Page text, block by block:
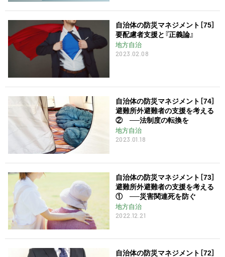
自治体の防災マネジメント［75］
要配慮者支援と『正義論』
地方自治
2023.02.08
自治体の防災マネジメント［74］
避難所外避難者の支援を考える
② ──法制度の転換を
地方自治
2023.01.18
自治体の防災マネジメント［73］
避難所外避難者の支援を考える
① ──災害関連死を防ぐ
地方自治
2022.12.21
自治体の防災マネジメント［72］